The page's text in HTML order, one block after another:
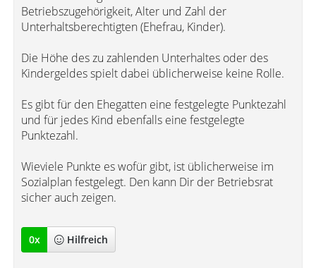
Betriebszugehörigkeit, Alter und Zahl der
Unterhaltsberechtigten (Ehefrau, Kinder).
Die Höhe des zu zahlenden Unterhaltes oder des
Kindergeldes spielt dabei üblicherweise keine Rolle.
Es gibt für den Ehegatten eine festgelegte Punktezahl
und für jedes Kind ebenfalls eine festgelegte
Punktezahl.
Wieviele Punkte es wofür gibt, ist üblicherweise im
Sozialplan festgelegt. Den kann Dir der Betriebsrat
sicher auch zeigen.
0x Hilfreich